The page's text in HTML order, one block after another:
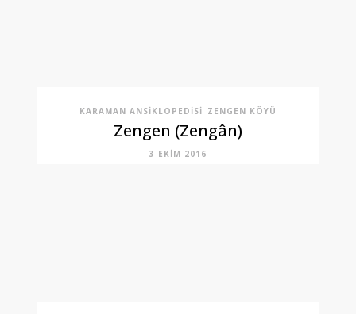
KARAMAN ANSIKLOPEDISI ZENGEN KÖYÜ
Zengen (Zengân)
3 EKIM 2016